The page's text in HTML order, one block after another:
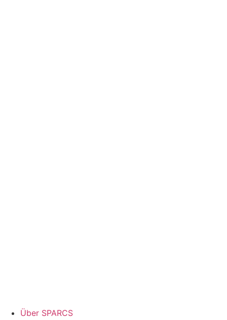
Über SPARCS